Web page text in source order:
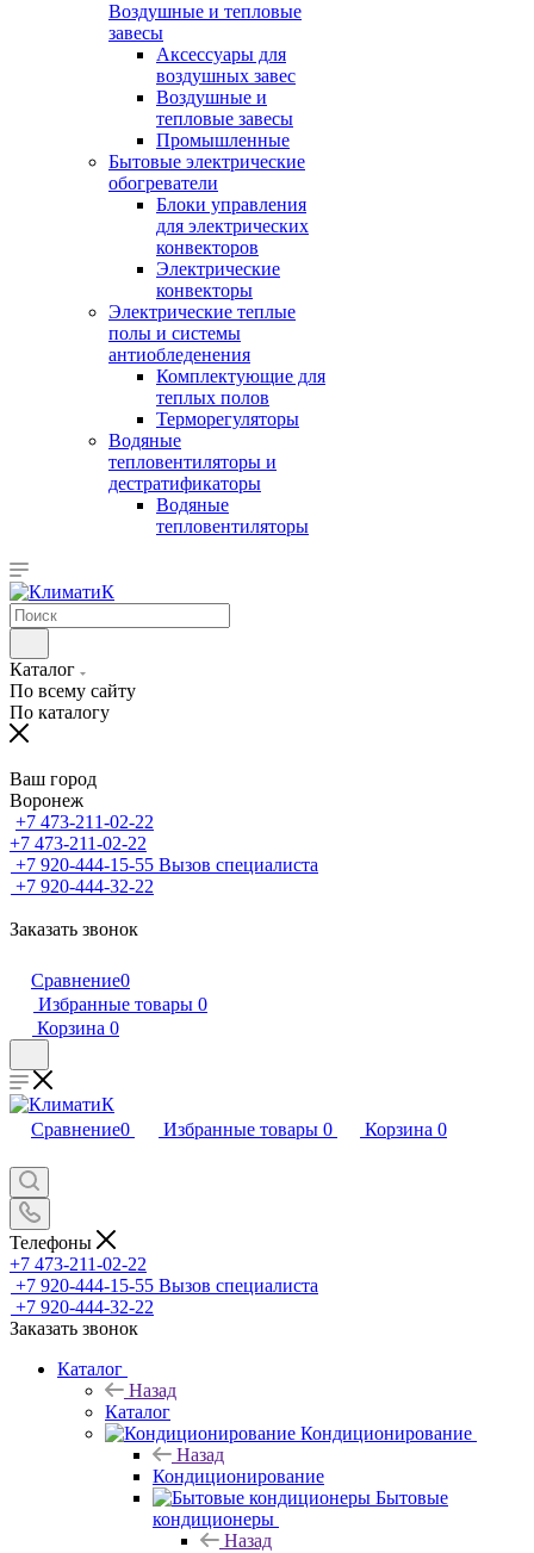
Воздушные и тепловые
завесы
Аксессуары для
воздушных завес
Воздушные и
тепловые завесы
Промышленные
Бытовые электрические
обогреватели
Блоки управления
для электрических
конвекторов
Электрические
конвекторы
Электрические теплые
полы и системы
антиобледенения
Комплектующие для
теплых полов
Терморегуляторы
Водяные
тепловентиляторы и
дестратификаторы
Водяные
тепловентиляторы
Каталог
По всему сайту
По каталогу
Ваш город
Воронеж
+7 473-211-02-22
+7 473-211-02-22
+7 920-444-15-55 Вызов специалиста
+7 920-444-32-22
Заказать звонок
Сравнение0
Избранные товары 0
Корзина 0
Сравнение0 Избранные товары 0 Корзина 0
Телефоны
+7 473-211-02-22
+7 920-444-15-55 Вызов специалиста
+7 920-444-32-22
Заказать звонок
Каталог
Назад
Каталог
Кондиционирование
Назад
Кондиционирование
Бытовые
кондиционеры
Назад